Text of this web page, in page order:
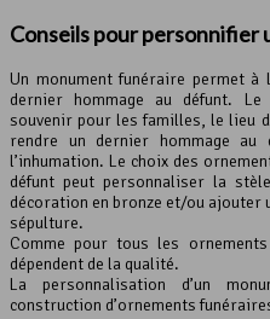
Conseils pour personnifier
Un monument funéraire permet
dernier hommage au défunt. Le
souvenir pour les familles, le lieu
rendre un dernier hommage
l’inhumation. Le choix des
défunt peut personnaliser la
décoration en bronze et/ou ajouter
sépulture.
Comme pour tous les
dépendent de la qualité.
La personnalisation d’un
construction d’ornements